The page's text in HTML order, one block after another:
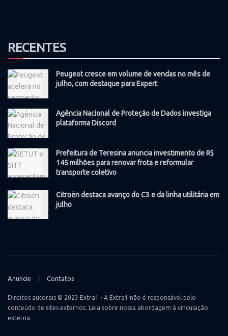
RECENTES
Peugeot cresce em volume de vendas no mês de
julho, com destaque para Expert
Agência Nacional de Proteção de Dados investiga
plataforma Discord
Prefeitura de Teresina anuncia investimento de R$
145 milhões para renovar frota e reformular
transporte coletivo
Citroën destaca avanço do C3 e da linha utilitária em
julho
Anuncie Contatos
Direitos autorais © 2023 Extra1 - A Extra1 não é responsável pelo
conteúdo de sites externos. Leia sobre nossa abordagem à vinculação
externa.